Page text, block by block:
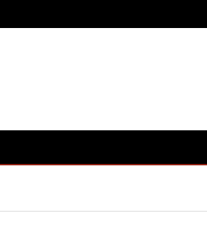
jest akumulator, rozrusznik czy